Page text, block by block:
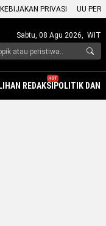
KEBIJAKAN PRIVASI UU
Sabtu, 08 Agu 2026, WIT
REDAKSI
HOT
POLITIK DAN